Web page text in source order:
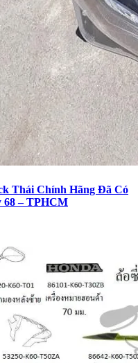
Thái Chính Hãng Đã Có
68 – TPHCM